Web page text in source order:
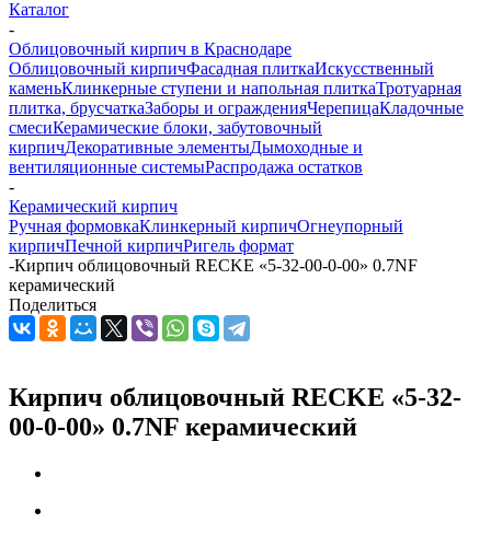
Каталог
-
Облицовочный кирпич в Краснодаре
Облицовочный кирпичФасадная плиткаИскусственный
каменьКлинкерные ступени и напольная плиткаТротуарная
плитка, брусчаткаЗаборы и огражденияЧерепицаКладочные
смесиКерамические блоки, забутовочный
кирпичДекоративные элементыДымоходные и
вентиляционные системыРаспродажа остатков
-
Керамический кирпич
Ручная формовкаКлинкерный кирпичОгнеупорный
кирпичПечной кирпичРигель формат
-Кирпич облицовочный RECKE «5-32-00-0-00» 0.7NF
керамический
Поделиться
Кирпич облицовочный RECKE «5-32-
00-0-00» 0.7NF керамический